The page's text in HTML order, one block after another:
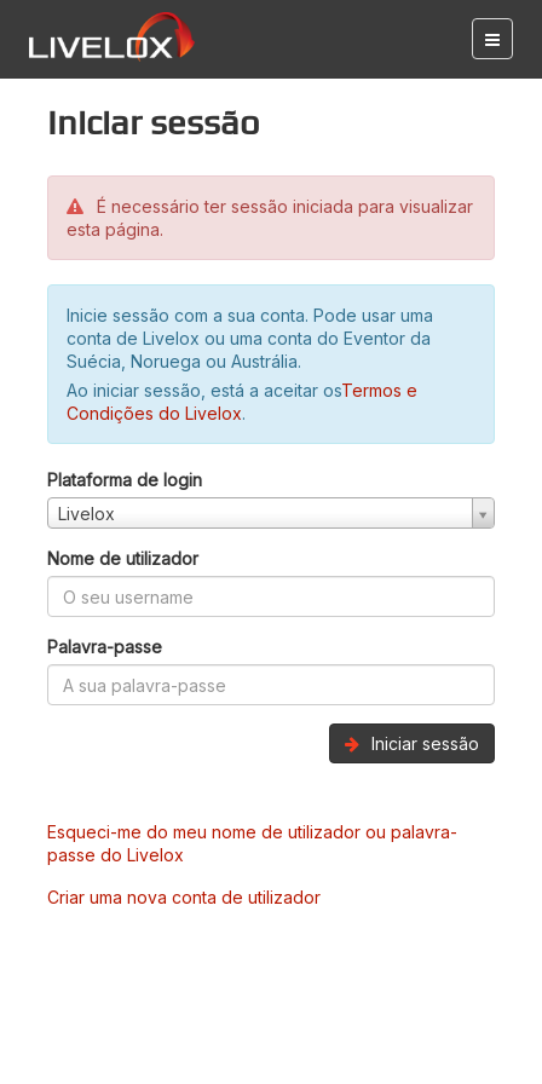
Iniciar sessão
É necessário ter sessão iniciada para visualizar
esta página.
Inicie sessão com a sua conta. Pode usar uma
conta de Livelox ou uma conta do Eventor da
Suécia, Noruega ou Austrália.
Ao iniciar sessão, está a aceitar osTermos e
Condições do Livelox.
Plataforma de login
Livelox
Nome de utilizador
Palavra-passe
Iniciar sessão
Esqueci-me do meu nome de utilizador ou palavra-
passe do Livelox
Criar uma nova conta de utilizador